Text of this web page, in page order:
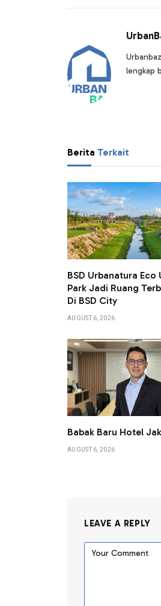
lengkap
Berita Terkait
BSD Urbanatura Eco
Park Jadi Ruang
Di BSD City
AUGUST 6, 2026
Babak Baru Hotel
AUGUST 6, 2026
LEAVE A REPLY